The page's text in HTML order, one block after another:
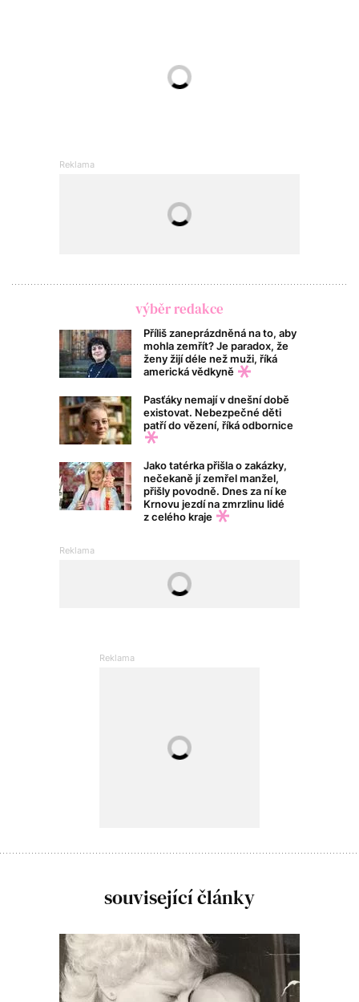
výběr redakce
Příliš zaneprázdněná na to, aby
mohla zemřít? Je paradox, že
ženy žijí déle než muži, říká
americká vědkyně
Pasťáky nemají v dnešní době
existovat. Nebezpečné děti
patří do vězení, říká odbornice
Jako tatérka přišla o zakázky,
nečekaně jí zemřel manžel,
přišly povodně. Dnes za ní ke
Krnovu jezdí na zmrzlinu lidé
z celého kraje
související články